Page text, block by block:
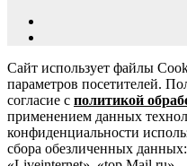
Сайт использует файлы
параметров посетителей.
согласие с политикой
применением данных
конфиденциальности
сбора обезличенных